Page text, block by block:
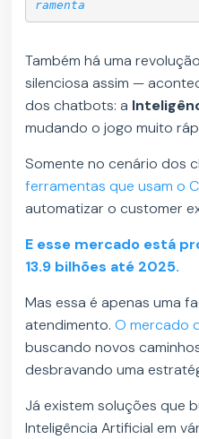
ramenta
Também há uma
silenciosa assim —
dos chatbots: a
mudando o jogo muito
Somente no cenário dos
ferramentas que usam o
automatizar o customer
E esse mercado está
13.9 bilhões até 2025.
Mas essa é apenas uma
atendimento.O mercado
buscando novos
desbravando uma
Já existem soluções que
Inteligência Artificial em